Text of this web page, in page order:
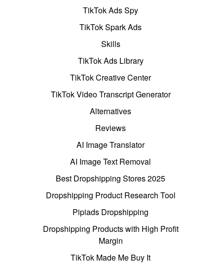
TikTok Ads Spy
TikTok Spark Ads
Skills
TikTok Ads Library
TikTok Creative Center
TikTok Video Transcript Generator
Alternatives
Reviews
AI Image Translator
AI Image Text Removal
Best Dropshipping Stores 2025
Dropshipping Product Research Tool
Pipiads Dropshipping
Dropshipping Products with High Profit
Margin
TikTok Made Me Buy It